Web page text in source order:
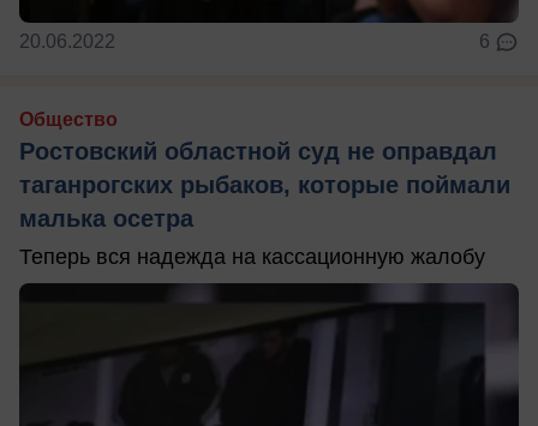
20.06.2022 6
Общество
Ростовский областной суд не оправдал
таганрогских рыбаков, которые поймали
малька осетра
Теперь вся надежда на кассационную жалобу